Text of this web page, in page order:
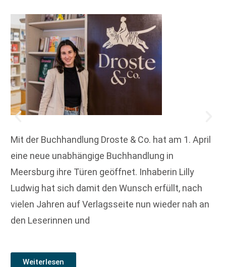
Mit der Buchhandlung Droste & Co. hat am 1. April
eine neue unabhängige Buchhandlung in
Meersburg ihre Türen geöffnet. Inhaberin Lilly
Ludwig hat sich damit den Wunsch erfüllt, nach
vielen Jahren auf Verlagsseite nun wieder nah an
den Leserinnen und
Weiterlesen